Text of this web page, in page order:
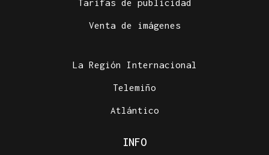
Tarifas de publicidad
Venta de imágenes
La Región Internacional
Telemiño
Atlántico
INFO